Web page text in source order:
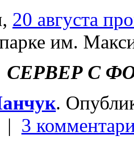
20 августа
им.
СЕРВЕР С
.
| 3